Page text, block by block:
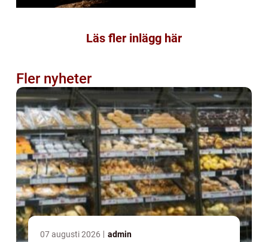
Läs fler inlägg här
Fler nyheter
07 augusti 2026 admin